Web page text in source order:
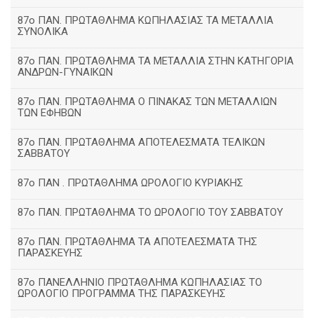
87ο ΠΑΝ. ΠΡΩΤΑΘΛΗΜΑ ΚΩΠΗΛΑΣΙΑΣ ΤΑ ΜΕΤΑΛΛΙΑ
ΣΥΝΟΛΙΚΑ
87ο ΠΑΝ. ΠΡΩΤΑΘΛΗΜΑ ΤΑ ΜΕΤΑΛΛΙΑ ΣΤΗΝ ΚΑΤΗΓΟΡΙΑ
ΑΝΔΡΩΝ-ΓΥΝΑΙΚΩΝ
87ο ΠΑΝ. ΠΡΩΤΑΘΛΗΜΑ Ο ΠΙΝΑΚΑΣ ΤΩΝ ΜΕΤΑΛΛΙΩΝ
ΤΩΝ ΕΦΗΒΩΝ
87ο ΠΑΝ. ΠΡΩΤΑΘΛΗΜΑ ΑΠΟΤΕΛΕΣΜΑΤΑ ΤΕΛΙΚΩΝ
ΣΑΒΒΑΤΟΥ
87ο ΠΑΝ . ΠΡΩΤΑΘΛΗΜΑ ΩΡΟΛΟΓΙΟ ΚΥΡΙΑΚΗΣ
87ο ΠΑΝ. ΠΡΩΤΑΘΛΗΜΑ ΤΟ ΩΡΟΛΟΓΙΟ ΤΟΥ ΣΑΒΒΑΤΟΥ
87ο ΠΑΝ. ΠΡΩΤΑΘΛΗΜΑ ΤΑ ΑΠΟΤΕΛΕΣΜΑΤΑ ΤΗΣ
ΠΑΡΑΣΚΕΥΗΣ
87ο ΠΑΝΕΛΛΗΝΙΟ ΠΡΩΤΑΘΛΗΜΑ ΚΩΠΗΛΑΣΙΑΣ ΤΟ
ΩΡΟΛΟΓΙΟ ΠΡΟΓΡΑΜΜΑ ΤΗΣ ΠΑΡΑΣΚΕΥΗΣ